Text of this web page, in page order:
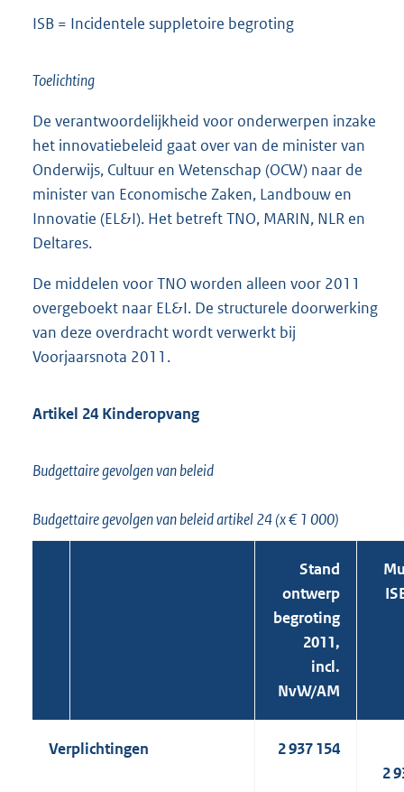
ISB = Incidentele suppletoire begroting
Toelichting
De verantwoordelijkheid voor onderwerpen inzake
het innovatiebeleid gaat over van de minister van
Onderwijs, Cultuur en Wetenschap (OCW) naar de
minister van Economische Zaken, Landbouw en
Innovatie (EL&I). Het betreft TNO, MARIN, NLR en
Deltares.
De middelen voor TNO worden alleen voor 2011
overgeboekt naar EL&I. De structurele doorwerking
van deze overdracht wordt verwerkt bij
Voorjaarsnota 2011.
Artikel 24 Kinderopvang
Budgettaire gevolgen van beleid
Budgettaire gevolgen van beleid artikel 24 (x € 1 000)
Stand
ontwerp
begroting
2011,
incl.
NvW/AM
Verplichtingen
2 937 154
2